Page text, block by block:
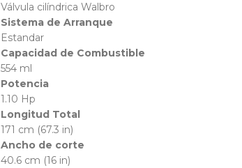
Válvula cilíndrica Walbro
Sistema de Arranque
Estandar
Capacidad de Combustible
554 ml
Potencia
1.10 Hp
Longitud Total
171 cm (67.3 in)
Ancho de corte
40.6 cm (16 in)